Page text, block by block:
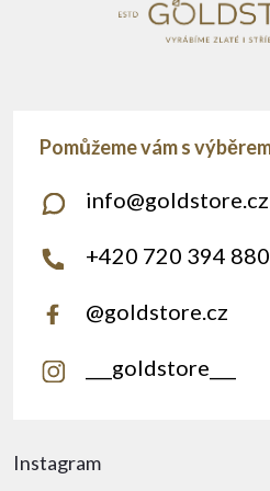
Instagram
info@goldstore.cz
+420 720 394 880
@goldstore.cz
___goldstore___